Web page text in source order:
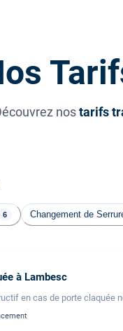
nostarifs
6 Changement de
à Lambesc
en cas de porte claquée